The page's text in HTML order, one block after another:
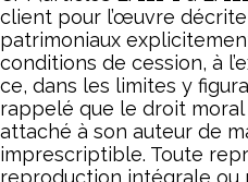
client pour l’œuvre
patrimoniaux
conditions de cession, à
ce, dans les limites y
rappelé que le droit moral
attaché à son auteur de
imprescriptible. Toute